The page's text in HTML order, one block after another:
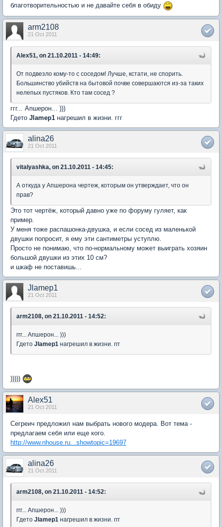
благотворительностью и не давайте себя в обиду
arm2108
21 Oct 2011
Alex51, on 21.10.2011 - 14:49:
От подвезло кому-то c соседом! Лучше, кстати, не спорить.
Большинство убийств на бытовой почве совершаются из-за таких
нелепых пустяков. Кто там сосед ?
ггг... Апшерон... )))
Гдето Jlamep1 нагрешил в жизни. ггг
alina26
21 Oct 2011
vitalyashka, on 21.10.2011 - 14:45:
А откуда у Апшерона чертеж, которым он утверждает, что он
прав?
Это тот чертёж, который давно уже по форуму гуляет, как
пример.
У меня тоже распашонка-двушка, и если сосед из маленькой
двушки попросит, я ему эти сантиметры уступлю.
Просто не понимаю, что по-нормальному может выиграть хозяин
большой двушки из этих 10 см?
и шкаф не поставишь...
Jlamep1
21 Oct 2011
arm2108, on 21.10.2011 - 14:52:
ггг... Апшерон... )))
Гдето Jlamep1 нагрешил в жизни. ггг
)))))
Alex51
21 Oct 2011
Сегреич предложил нам выбрать нового модера. Вот тема -
предлагаем себя или еще кого.
http://www.nhouse.ru...showtopic=19697
alina26
21 Oct 2011
arm2108, on 21.10.2011 - 14:52:
ггг... Апшерон... )))
Гдето Jlamep1 нагрешил в жизни. ггг